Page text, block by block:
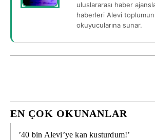
uluslararası haber
haberleri Alevi
okuyucularına sunar.
EN ÇOK OKUNANLAR
’40 bin Alevi’ye kan kusturdum!’